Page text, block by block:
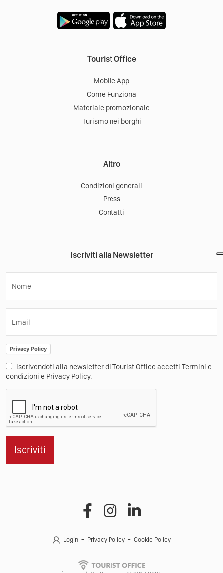
Tourist Office
Mobile App
Come Funziona
Materiale promozionale
Turismo nei borghi
Altro
Condizioni generali
Press
Contatti
Iscriviti alla Newsletter
Nome
Email
Privacy Policy
Iscrivendoti alla newsletter di Tourist Office accetti Termini e
condizioni e Privacy Policy.
Iscriviti
Login Privacy Policy Cookie Policy